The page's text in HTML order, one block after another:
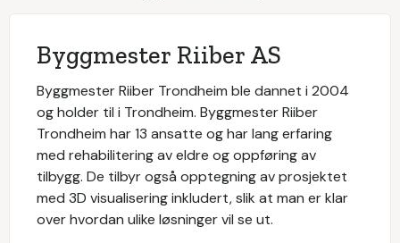
Byggmester Riiber AS
Byggmester Riiber Trondheim ble dannet i 2004
og holder til i Trondheim. Byggmester Riiber
Trondheim har 13 ansatte og har lang erfaring
med rehabilitering av eldre og oppføring av
tilbygg. De tilbyr også opptegning av prosjektet
med 3D visualisering inkludert, slik at man er klar
over hvordan ulike løsninger vil se ut.